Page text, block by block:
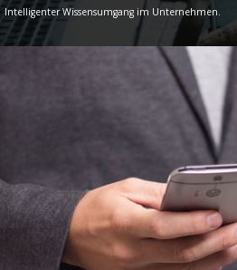
Intelligenter Wissensumgang im Unternehmen.